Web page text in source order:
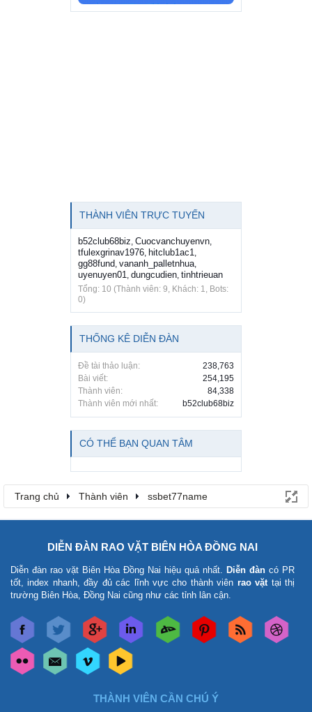
THÀNH VIÊN TRỰC TUYẾN
b52club68biz, Cuocvanchuyenvn,
tfulexgrinav1976, hitclub1ac1,
gg88fund, vananh_palletnhua,
uyenuyen01, dungcudien, tinhtrieuan
Tổng: 10 (Thành viên: 9, Khách: 1, Bots:
0)
THỐNG KÊ DIỄN ĐÀN
Đề tài thảo luận:
238,763
Bài viết:
254,195
Thành viên:
84,338
Thành viên mới nhất:
b52club68biz
CÓ THỂ BẠN QUAN TÂM
Trang chủ Thành viên ssbet77name
DIỄN ĐÀN RAO VẶT BIÊN HÒA ĐỒNG NAI
Diễn đàn rao vặt Biên Hòa Đồng Nai hiệu quả nhất. Diễn đàn có PR
tốt, index nhanh, đầy đủ các lĩnh vực cho thành viên rao vặttại thị
trường Biên Hòa, Đồng Nai cũng như các tỉnh lân cận.
THÀNH VIÊN CẦN CHÚ Ý